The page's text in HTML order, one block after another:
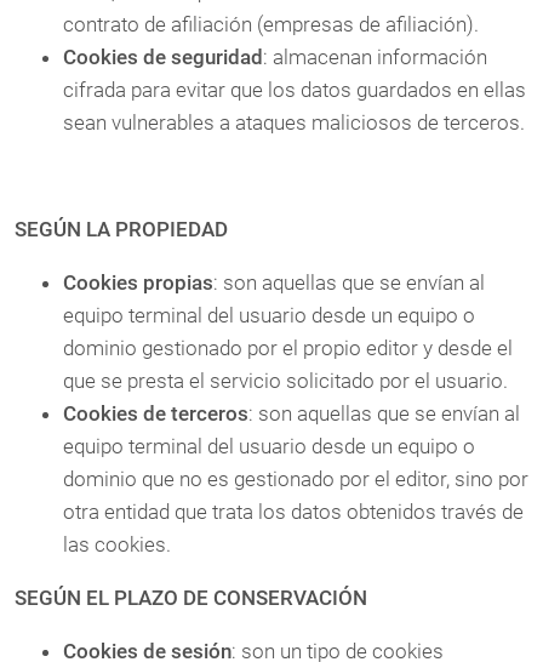
contrato de afiliación (empresas de afiliación).
Cookies de seguridad : almacenan información
cifrada para evitar que los datos guardados en ellas
sean vulnerables a ataques maliciosos de terceros.
SEGÚN LA PROPIEDAD
Cookies propias: son aquellas que se envían al
equipo terminal del usuario desde un equipo o
dominio gestionado por el propio editor y desde el
que se presta el servicio solicitado por el usuario.
Cookies de terceros: son aquellas que se envían al
equipo terminal del usuario desde un equipo o
dominio que no es gestionado por el editor, sino por
otra entidad que trata los datos obtenidos través de
las cookies.
SEGÚN EL PLAZO DE CONSERVACIÓN
Cookies de sesión: son un tipo de cookies